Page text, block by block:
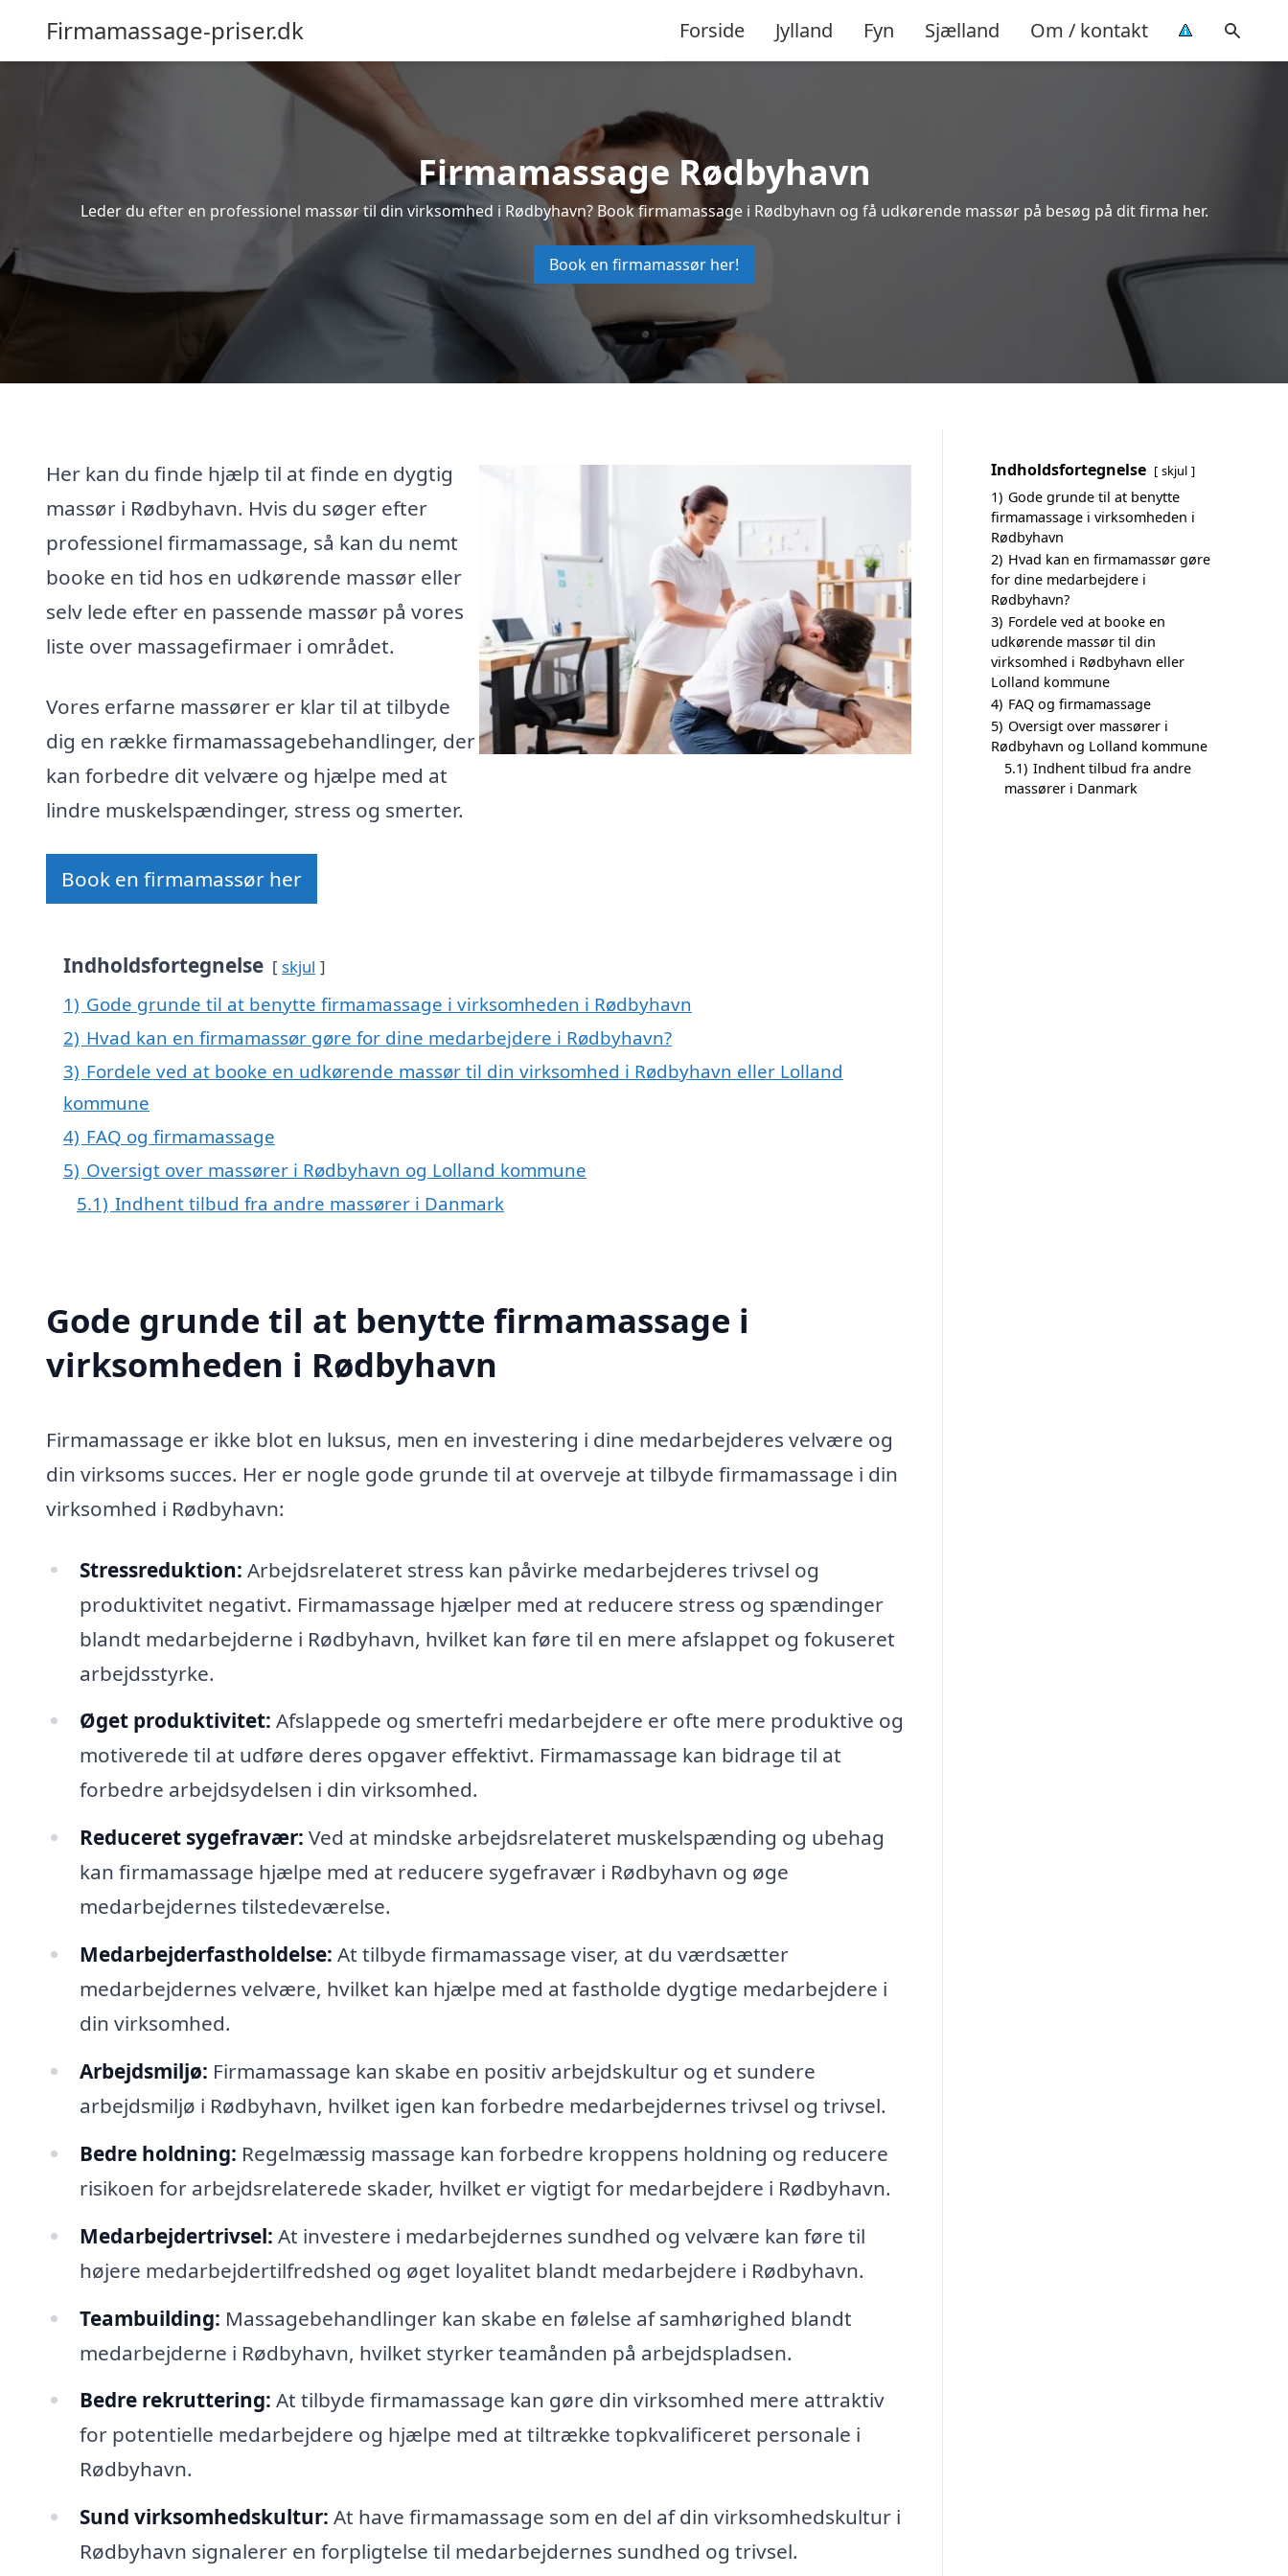
Firmamassage-priser.dk Forside Jylland Fyn Sjælland Om / kontakt
Firmamassage Rødbyhavn
Leder du efter en professionel massør til din virksomhed i Rødbyhavn? Book firmamassage i Rødbyhavn og få udkørende massør på besøg på dit firma her.
Book en firmamassør her!
Her kan du finde hjælp til at finde en dygtig
massør i Rødbyhavn. Hvis du søger efter
professionel firmamassage, så kan du nemt
booke en tid hos en udkørende massør eller
selv lede efter en passende massør på vores
liste over massagefirmaer i området.
Vores erfarne massører er klar til at tilbyde
dig en række firmamassagebehandlinger, der
kan forbedre dit velvære og hjælpe med at
lindre muskelspændinger, stress og smerter.
Book en firmamassør her
Indholdsfortegnelse skjul
1) Gode grunde til at benytte firmamassage i virksomheden i Rødbyhavn
2) Hvad kan en firmamassør gøre for dine medarbejdere i Rødbyhavn?
3) Fordele ved at booke en udkørende massør til din virksomhed i Rødbyhavn eller Lolland
kommune
4) FAQ og firmamassage
5) Oversigt over massører i Rødbyhavn og Lolland kommune
5.1) Indhent tilbud fra andre massører i Danmark
Gode grunde til at benytte firmamassage i
virksomheden i Rødbyhavn
Firmamassage er ikke blot en luksus, men en investering i dine medarbejderes velvære og
din virksoms succes. Her er nogle gode grunde til at overveje at tilbyde firmamassage i din
virksomhed i Rødbyhavn:
Stressreduktion: Arbejdsrelateret stress kan påvirke medarbejderes trivsel og
produktivitet negativt. Firmamassage hjælper med at reducere stress og spændinger
blandt medarbejderne i Rødbyhavn, hvilket kan føre til en mere afslappet og fokuseret
arbejdsstyrke.
Øget produktivitet: Afslappede og smertefri medarbejdere er ofte mere produktive og
motiverede til at udføre deres opgaver effektivt. Firmamassage kan bidrage til at
forbedre arbejdsydelsen i din virksomhed.
Reduceret sygefravær: Ved at mindske arbejdsrelateret muskelspænding og ubehag
kan firmamassage hjælpe med at reducere sygefravær i Rødbyhavn og øge
medarbejdernes tilstedeværelse.
Medarbejderfastholdelse: At tilbyde firmamassage viser, at du værdsætter
medarbejdernes velvære, hvilket kan hjælpe med at fastholde dygtige medarbejdere i
din virksomhed.
Arbejdsmiljø: Firmamassage kan skabe en positiv arbejdskultur og et sundere
arbejdsmiljø i Rødbyhavn, hvilket igen kan forbedre medarbejdernes trivsel og trivsel.
Bedre holdning: Regelmæssig massage kan forbedre kroppens holdning og reducere
risikoen for arbejdsrelaterede skader, hvilket er vigtigt for medarbejdere i Rødbyhavn.
Medarbejdertrivsel: At investere i medarbejdernes sundhed og velvære kan føre til
højere medarbejdertilfredshed og øget loyalitet blandt medarbejdere i Rødbyhavn.
Teambuilding: Massagebehandlinger kan skabe en følelse af samhørighed blandt
medarbejderne i Rødbyhavn, hvilket styrker teamånden på arbejdspladsen.
Bedre rekruttering: At tilbyde firmamassage kan gøre din virksomhed mere attraktiv
for potentielle medarbejdere og hjælpe med at tiltrække topkvalificeret personale i
Rødbyhavn.
Sund virksomhedskultur: At have firmamassage som en del af din virksomhedskultur i
Rødbyhavn signalerer en forpligtelse til medarbejdernes sundhed og trivsel.
Indholdsfortegnelse skjul
1) Gode grunde til at benytte
firmamassage i virksomheden i
Rødbyhavn
2) Hvad kan en firmamassør gøre
for dine medarbejdere i
Rødbyhavn?
3) Fordele ved at booke en
udkørende massør til din
virksomhed i Rødbyhavn eller
Lolland kommune
4) FAQ og firmamassage
5) Oversigt over massører i
Rødbyhavn og Lolland kommune
5.1) Indhent tilbud fra andre
massører i Danmark